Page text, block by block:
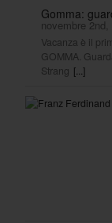
Gomma:
novembre 2nd,
Vacanza è il
GOMMA.
Strang [...]